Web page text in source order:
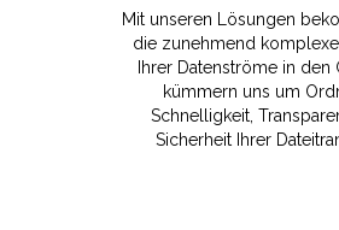
Mit unseren Lösungen
die zunehmend
Ihrer Datenströme in den
kümmern uns um
Schnelligkeit,
Sicherheit Ihrer